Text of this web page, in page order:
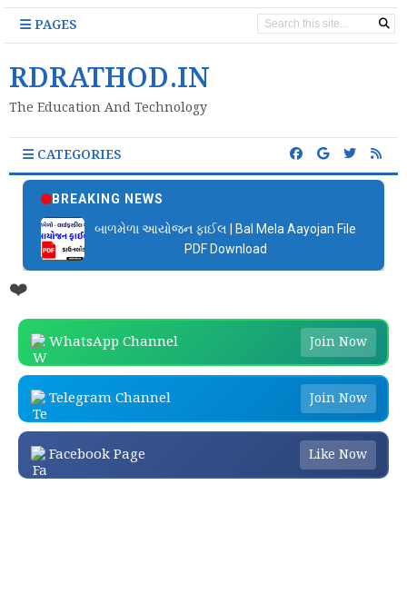
PAGES
RDRATHOD.IN
The Education And Technology
CATEGORIES
BREAKING NEWS
બાળમેળા આયોજન ફાઈલ | Bal Mela Aayojan File
PDF Download
❤️
WhatsApp Channel Join Now
Telegram Channel Join Now
Facebook Page Like Now